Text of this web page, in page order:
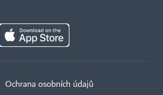
Ochrana osobních údajů